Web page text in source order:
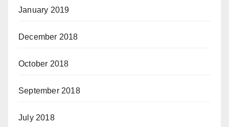
January 2019
December 2018
October 2018
September 2018
July 2018